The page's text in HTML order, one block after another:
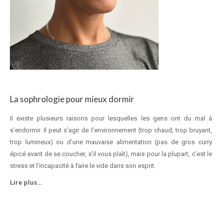
La sophrologie pour mieux dormir
Il existe plusieurs raisons pour lesquelles les gens ont du mal à
s’endormir. Il peut s’agir de l’environnement (trop chaud, trop bruyant,
trop lumineux) ou d’une mauvaise alimentation (pas de gros curry
épicé avant de se coucher, s’il vous plaît), mais pour la plupart, c’est le
stress et l’incapacité à faire le vide dans son esprit.
Lire plus…